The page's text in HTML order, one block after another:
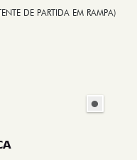
DE PARTIDA EM RAMPA)